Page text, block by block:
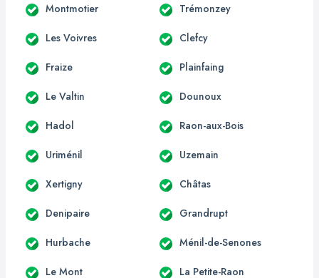
Montmotier Trémonzey
Les Voivres Clefcy
Fraize Plainfaing
Le Valtin Dounoux
Hadol Raon-aux-Bois
Uriménil Uzemain
Xertigny Châtas
Denipaire Grandrupt
Hurbache Ménil-de-Senones
Le Mont La Petite-Raon